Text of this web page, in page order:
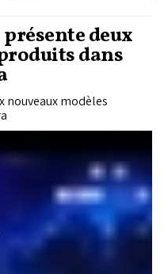
deux
dans
nouveaux modèles